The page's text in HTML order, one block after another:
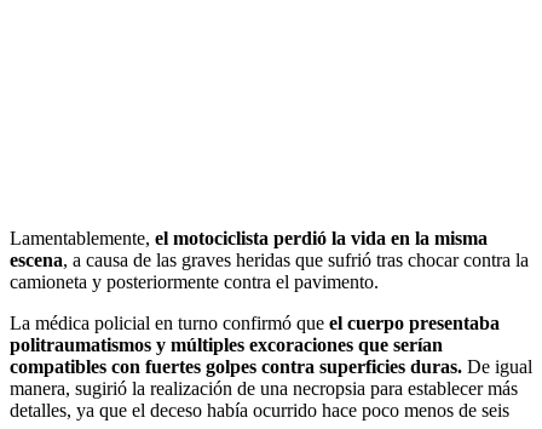
Lamentablemente, el motociclista perdió la vida en la misma
escena, a causa de las graves heridas que sufrió tras chocar contra la
camioneta y posteriormente contra el pavimento.
La médica policial en turno confirmó que el cuerpo presentaba
politraumatismos y múltiples excoraciones que serían
compatibles con fuertes golpes contra superficies duras. De igual
manera, sugirió la realización de una necropsia para establecer más
detalles, ya que el deceso había ocurrido hace poco menos de seis